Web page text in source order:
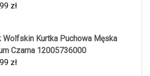
zł
Wolfskin Kurtka Puchowa Męska
Czarna 12005736000
zł